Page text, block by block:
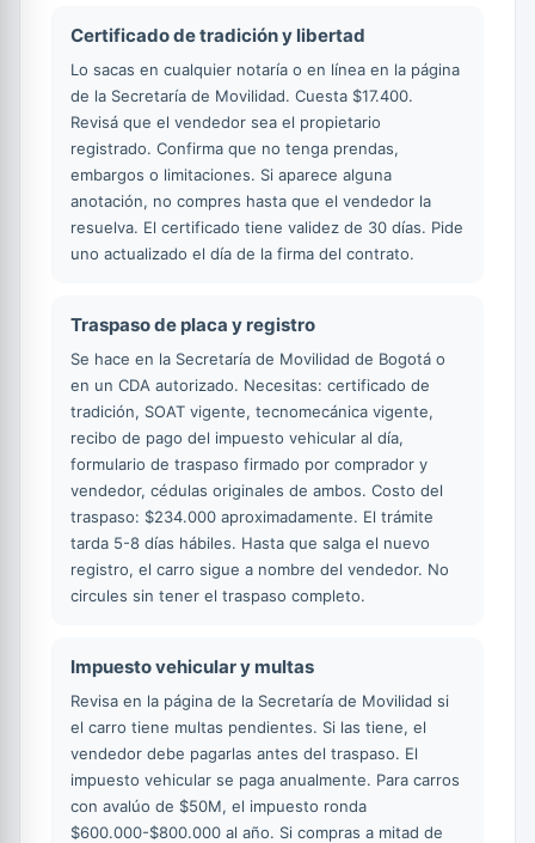
Certificado de tradición y libertad
Lo sacas en cualquier notaría o en línea en la página
de la Secretaría de Movilidad. Cuesta $17.400.
Revisá que el vendedor sea el propietario
registrado. Confirma que no tenga prendas,
embargos o limitaciones. Si aparece alguna
anotación, no compres hasta que el vendedor la
resuelva. El certificado tiene validez de 30 días. Pide
uno actualizado el día de la firma del contrato.
Traspaso de placa y registro
Se hace en la Secretaría de Movilidad de Bogotá o
en un CDA autorizado. Necesitas: certificado de
tradición, SOAT vigente, tecnomecánica vigente,
recibo de pago del impuesto vehicular al día,
formulario de traspaso firmado por comprador y
vendedor, cédulas originales de ambos. Costo del
traspaso: $234.000 aproximadamente. El trámite
tarda 5-8 días hábiles. Hasta que salga el nuevo
registro, el carro sigue a nombre del vendedor. No
circules sin tener el traspaso completo.
Impuesto vehicular y multas
Revisa en la página de la Secretaría de Movilidad si
el carro tiene multas pendientes. Si las tiene, el
vendedor debe pagarlas antes del traspaso. El
impuesto vehicular se paga anualmente. Para carros
con avalúo de $50M, el impuesto ronda
$600.000-$800.000 al año. Si compras a mitad de